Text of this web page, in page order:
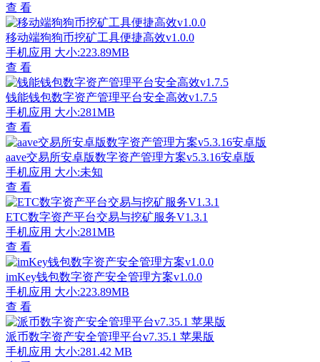
查 看
移动端狗狗币挖矿工具便捷高效v1.0.0
手机应用 大小:223.89MB
查 看
钱能钱包数字资产管理平台安全高效v1.7.5
手机应用 大小:281MB
查 看
aave交易所安卓版数字资产管理方案v5.3.16安卓版
手机应用 大小:未知
查 看
ETC数字资产平台交易与挖矿服务V1.3.1
手机应用 大小:281MB
查 看
imKey钱包数字资产安全管理方案v1.0.0
手机应用 大小:223.89MB
查 看
派币数字资产安全管理平台v7.35.1 苹果版
手机应用 大小:281.42 MB